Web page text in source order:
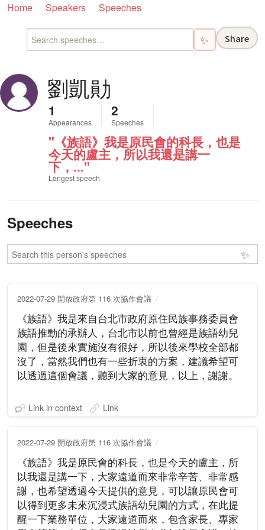
Home Speakers Speeches
✨ Share
劉凱勛
1
Appearances
2
Speeches
"《族語》我是原民會的科長，也是
今天的盧主，所以我還是講一
下，..."
Longest speech
Speeches
✨
2022-07-29 開放政府第 116 次協作會議
《族語》我是來自台北市政府原住民族事務委員會
族語推動的承辦人，台北市以前也曾經是族語幼兒
園，但是後來實施沒有很好，所以後來學校全部都
沒了，當然我們也有一些折衷的方案，建議希望可
以透過這個會議，聽到大家的意見，以上，謝謝。
Link in context Link
2022-07-29 開放政府第 116 次協作會議
《族語》我是原民會的科長，也是今天的盧主，所
以我還是講一下，大家遠道而來非常辛苦、非常感
謝，也希望透過今天提供的意見，可以讓原民會可
以得到更多未來沉浸式族語幼兒園的方式，在此提
醒一下業務單位，大家遠道而來，包含家長、專家